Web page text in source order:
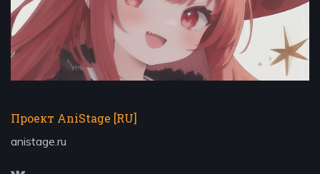
Проект AniStage [RU]
anistage.ru